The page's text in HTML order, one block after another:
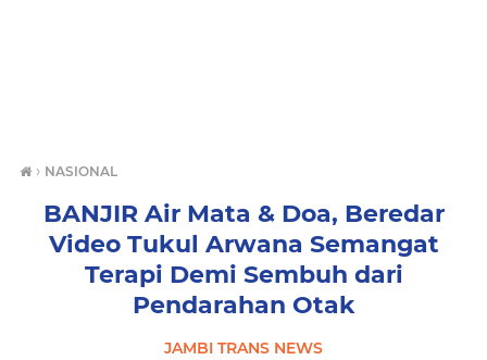
› NASIONAL
BANJIR Air Mata & Doa, Beredar
Video Tukul Arwana Semangat
Terapi Demi Sembuh dari
Pendarahan Otak
JAMBI TRANS NEWS